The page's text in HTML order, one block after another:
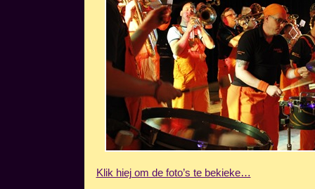
Klik hiej om de foto’s te bekieke…